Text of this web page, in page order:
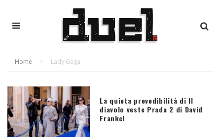
Home Lady Gaga
La quieta prevedibilità di Il
diavolo veste Prada 2 di David
Frankel